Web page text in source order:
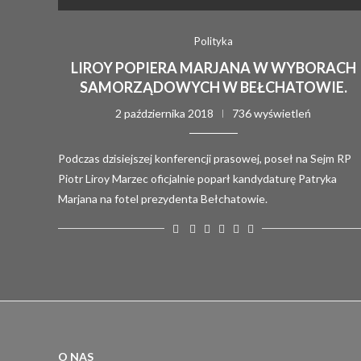
Polityka
LIROY POPIERA MARJANA W WYBORACH
SAMORZĄDOWYCH W BEŁCHATOWIE.
2 października 2018 736 wyświetleń
Podczas dzisiejszej konferencji prasowej, poseł na Sejm RP
Piotr Liroy Marzec oficjalnie poparł kandydaturę Patryka
Marjana na fotel prezydenta Bełchatowie.
O NAS